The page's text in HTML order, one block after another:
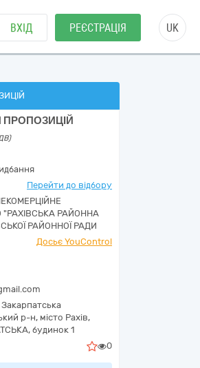
ВХІД РЕЄСТРАЦІЯ UK
ПРОПОЗИЦІЙ
Перейти до відбору
"РАХІВСЬКА РАЙОННА
РАЙОННОЇ РАДИ
Досьє YouControl
Закарпатська
р-н, місто Рахів,
будинок 1
0